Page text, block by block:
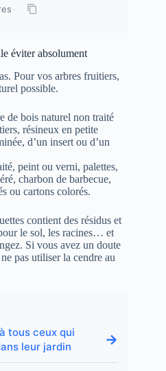
·
éviter absolument
Pour vos arbres fruitiers,
possible.
de bois naturel non traité
résineux en petite
d’un insert ou d’un
peint ou verni, palettes,
charbon de barbecue,
ou cartons colorés.
contient des résidus et
le sol, les racines… et
Si vous avez un doute
pas utiliser la cendre au
tous ceux qui
leur jardin
→